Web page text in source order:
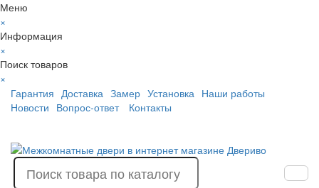
Меню
×
Информация
×
Поиск товаров
×
Гарантия Доставка Замер Установка Наши работы
Новости Вопрос-ответ Контакты